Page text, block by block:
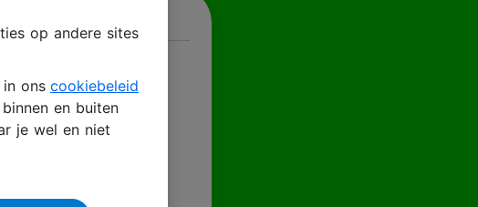
op andere sites
ons cookiebeleid
en buiten
je wel en niet